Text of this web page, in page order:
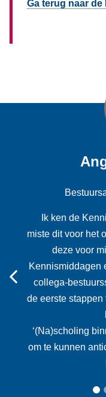
Ga terug naar de
Ik ken de
miste dit voor het
deze voor
Kennismiddagen
collega-
de eerste stappen
‘(Na)scholing
om te kunnen